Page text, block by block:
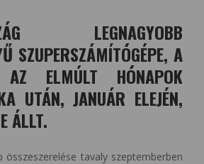
LEGNAGYOBB
SZUPERSZÁMÍTÓGÉPE, A
AZ ELMÚLT HÓNAPOK
UTÁN, JANUÁR ELEJÉN,
ÁLLT.
összeszerelése tavaly szeptemberben